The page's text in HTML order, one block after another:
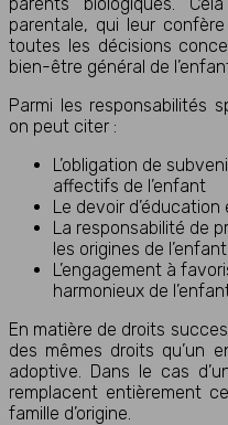
parentale, qui leur
toutes les décisions
bien-être général de
Parmi les responsabilités
on peut citer :
L’obligation de
affectifs de l’enfant
Le devoir
La responsabilité de
les origines de l’enfant
L’engagement à
harmonieux de
En matière de droits
des mêmes droits qu’un
adoptive. Dans le cas
remplacent entièrement
famille d’origine.